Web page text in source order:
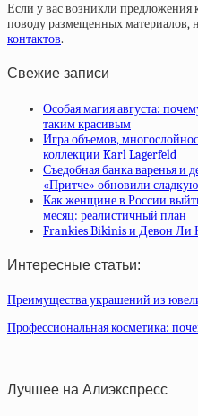
Если у вас возникли предложения
поводу размещенных материалов,
контактов.
Свежие записи
Особая магия августа:
таким красивым
Игра объемов,
коллекции Karl Lagerfeld
Съедобная банка варенья и
«Притче» обновили
Как женщине в России
месяц: реалистичный план
Frankies Bikinis и Девон Ли
Интересные статьи:
Преимущества украшений из
Профессиональная косметика:
Лучшее на Алиэкспресс